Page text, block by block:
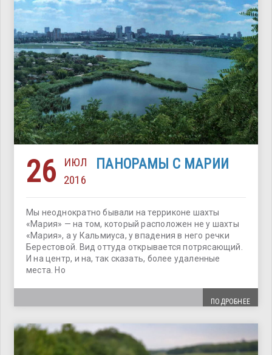
26
ИЮЛ
2016
ПАНОРАМЫ С МАРИИ
Мы неоднократно бывали на терриконе шахты
«Мария» — на том, который расположен не у шахты
«Мария», а у Кальмиуса, у впадения в него речки
Берестовой. Вид оттуда открывается потрясающий.
И на центр, и на, так сказать, более удаленные
места. Но
ПОДРОБНЕЕ